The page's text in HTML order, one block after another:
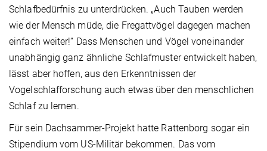
Schlafbedürfnis zu unterdrücken. „Auch Tauben werden
wie der Mensch müde, die Fregattvögel dagegen machen
einfach weiter!“ Dass Menschen und Vögel voneinander
unabhängig ganz ähnliche Schlafmuster entwickelt haben,
lässt aber hoffen, aus den Erkenntnissen der
Vogelschlafforschung auch etwas über den menschlichen
Schlaf zu lernen.
Für sein Dachsammer-Projekt hatte Rattenborg sogar ein
Stipendium vom US-Militär bekommen. Das vom